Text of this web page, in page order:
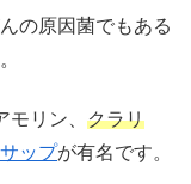
の原因菌でもある
リン、 クラリ
ップが有名です。